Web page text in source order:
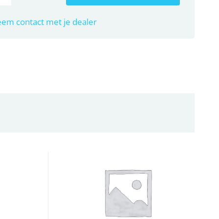
contact met je dealer